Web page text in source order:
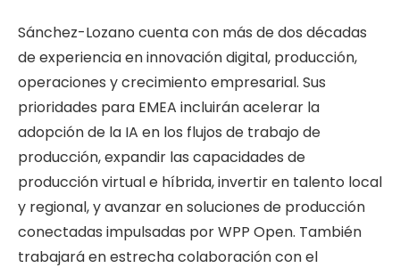
Sánchez-Lozano cuenta con más de dos décadas
de experiencia en innovación digital, producción,
operaciones y crecimiento empresarial. Sus
prioridades para EMEA incluirán acelerar la
adopción de la IA en los flujos de trabajo de
producción, expandir las capacidades de
producción virtual e híbrida, invertir en talento local
y regional, y avanzar en soluciones de producción
conectadas impulsadas por WPP Open. También
trabajará en estrecha colaboración con el